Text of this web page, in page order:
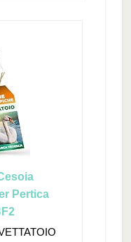
Pertica